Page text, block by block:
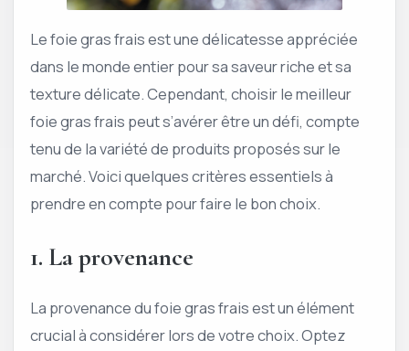
Le foie gras frais est une délicatesse appréciée
dans le monde entier pour sa saveur riche et sa
texture délicate. Cependant, choisir le meilleur
foie gras frais peut s’avérer être un défi, compte
tenu de la variété de produits proposés sur le
marché. Voici quelques critères essentiels à
prendre en compte pour faire le bon choix.
1. La provenance
La provenance du foie gras frais est un élément
crucial à considérer lors de votre choix. Optez